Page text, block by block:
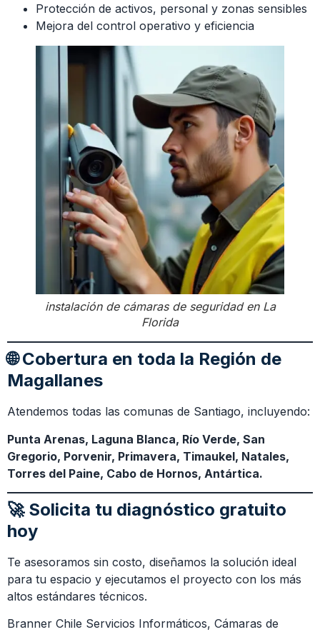
Protección de activos, personal y zonas sensibles
Mejora del control operativo y eficiencia
instalación de cámaras de seguridad en La
Florida
🌐 Cobertura en toda la Región de
Magallanes
Atendemos todas las comunas de Santiago, incluyendo:
Punta Arenas, Laguna Blanca, Río Verde, San
Gregorio, Porvenir, Primavera, Timaukel, Natales,
Torres del Paine, Cabo de Hornos, Antártica.
🚀 Solicita tu diagnóstico gratuito
hoy
Te asesoramos sin costo, diseñamos la solución ideal
para tu espacio y ejecutamos el proyecto con los más
altos estándares técnicos.
Branner Chile Servicios Informáticos, Cámaras de